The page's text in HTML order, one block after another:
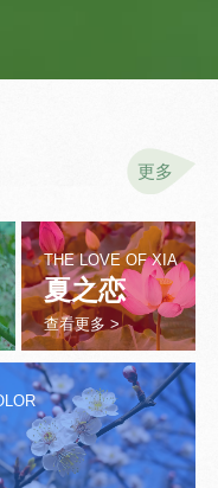
更多
THE LOVE OF XIA
夏之恋
查看更多 >